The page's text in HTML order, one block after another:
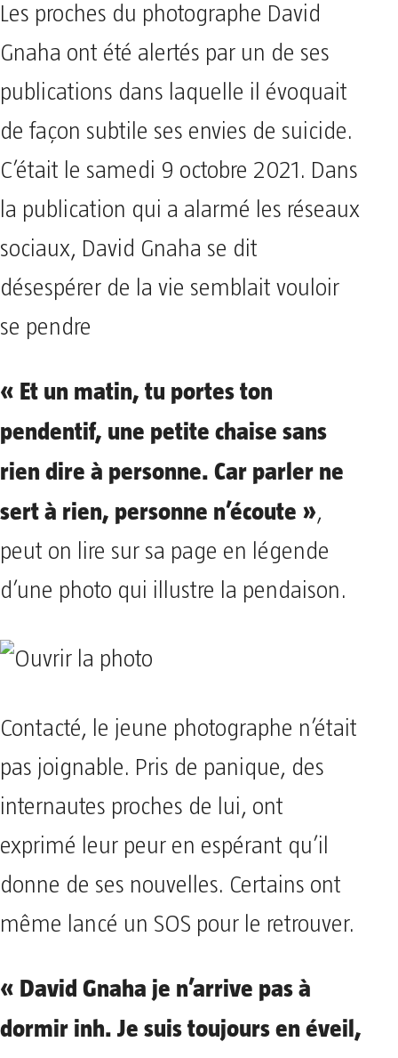
Les proches du photographe David
Gnaha ont été alertés par un de ses
publications dans laquelle il évoquait
de façon subtile ses envies de suicide.
C’était le samedi 9 octobre 2021. Dans
la publication qui a alarmé les réseaux
sociaux, David Gnaha se dit
désespérer de la vie semblait vouloir
se pendre
« Et un matin, tu portes ton
pendentif, une petite chaise sans
rien dire à personne. Car parler ne
sert à rien, personne n’écoute »,
peut on lire sur sa page en légende
d’une photo qui illustre la pendaison.
Contacté, le jeune photographe n’était
pas joignable. Pris de panique, des
internautes proches de lui, ont
exprimé leur peur en espérant qu’il
donne de ses nouvelles. Certains ont
même lancé un SOS pour le retrouver.
« David Gnaha je n’arrive pas à
dormir inh. Je suis toujours en éveil,